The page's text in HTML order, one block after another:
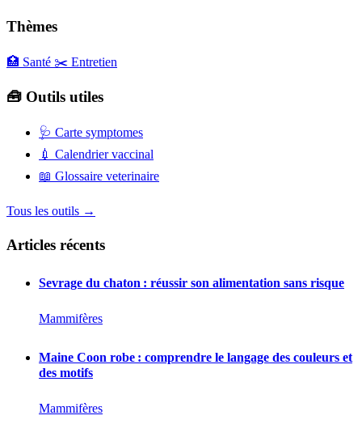
Thèmes
🏥 Santé ✂️ Entretien
🧰 Outils utiles
🩺 Carte symptomes
💉 Calendrier vaccinal
📖 Glossaire veterinaire
Tous les outils →
Articles récents
Sevrage du chaton : réussir son alimentation sans risque
Mammifères
Maine Coon robe : comprendre le langage des couleurs et
des motifs
Mammifères